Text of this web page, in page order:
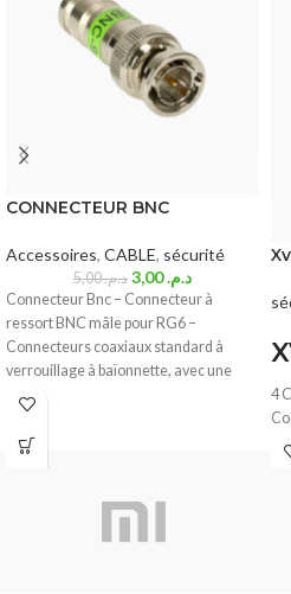
CONNECTEUR BNC
Accessoires, CABLE, sécurité
د.م.5,00 د.م.3,00
Connecteur Bnc – Connecteur à
ressort BNC mâle pour RG6 –
Connecteurs coaxiaux standard à
verrouillage à baïonnette, avec une
impédance caractéristique de 50
4